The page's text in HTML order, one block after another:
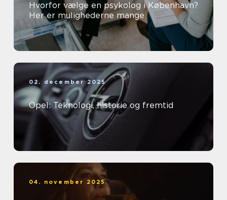
Hvorfor vælge en psykolog i København?
Her er mulighederne mange
02. december 2025
Opel: Teknologi, historie og fremtid
04. november 2025